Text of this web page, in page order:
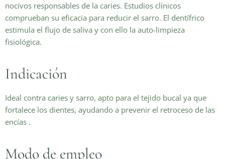
nocivos responsables de la caries. Estudios clínicos
comprueban su eficacia para reducir el sarro. El dentífrico
estimula el flujo de saliva y con ello la auto-limpieza
fisiológica.
Indicación
Ideal contra caries y sarro, apto para el tejido bucal ya que
fortalece los dientes, ayudando a prevenir el retroceso de las
encías .
Modo de empleo